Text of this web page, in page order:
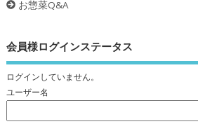
お惣菜Q&A
会員様ログインステータス
ログインしていません。
ユーザー名